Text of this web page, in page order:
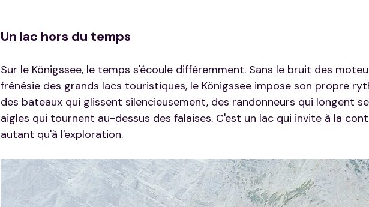
Un lac hors du temps
Sur le Königssee, le temps s'écoule différemment. Sans le bruit des
frénésie des grands lacs touristiques, le Königssee impose son propre
des bateaux qui glissent silencieusement, des randonneurs qui longent
aigles qui tournent au-dessus des falaises. C'est un lac qui invite à la
autant qu'à l'exploration.